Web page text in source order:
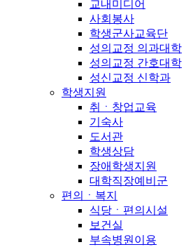
교내미디어
사회봉사
학생군사교육단
성의교정 의과대학
성의교정 간호대학
성신교정 신학과
학생지원
취ㆍ창업교육
기숙사
도서관
학생상담
장애학생지원
대학직장예비군
편의ㆍ복지
식당ㆍ편의시설
보건실
부속병원이용